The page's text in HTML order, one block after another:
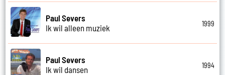
Paul Severs
Ik wil alleen muziek
1999
Paul Severs
Ik wil dansen
1994